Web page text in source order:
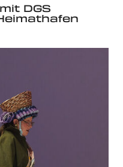
DGS